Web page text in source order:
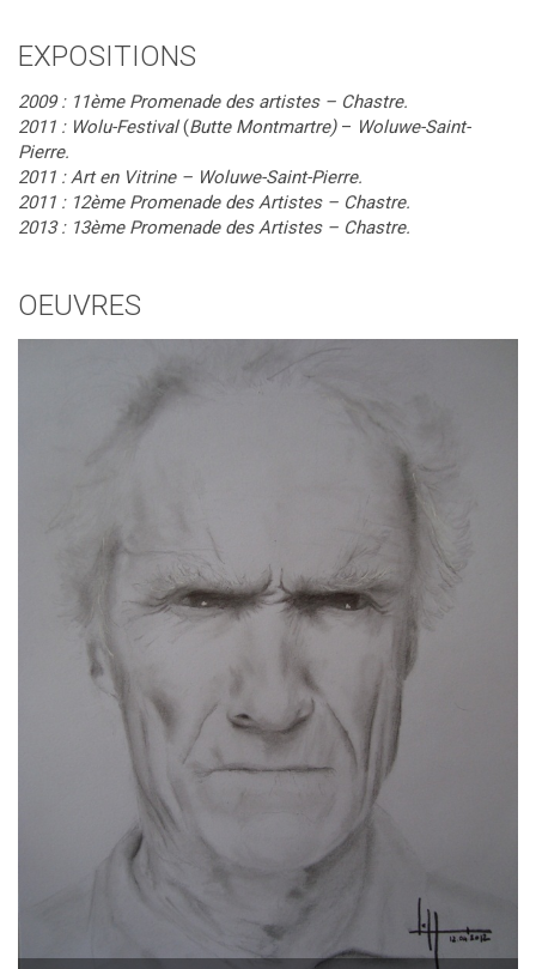
EXPOSITIONS
2009 : 11ème Promenade des artistes – Chastre.
2011 : Wolu-Festival(Butte Montmartre)– Woluwe-Saint-
Pierre.
2011 : Art en Vitrine – Woluwe-Saint-Pierre.
2011 : 12ème Promenade des Artistes – Chastre.
2013 : 13ème Promenade des Artistes – Chastre.
OEUVRES